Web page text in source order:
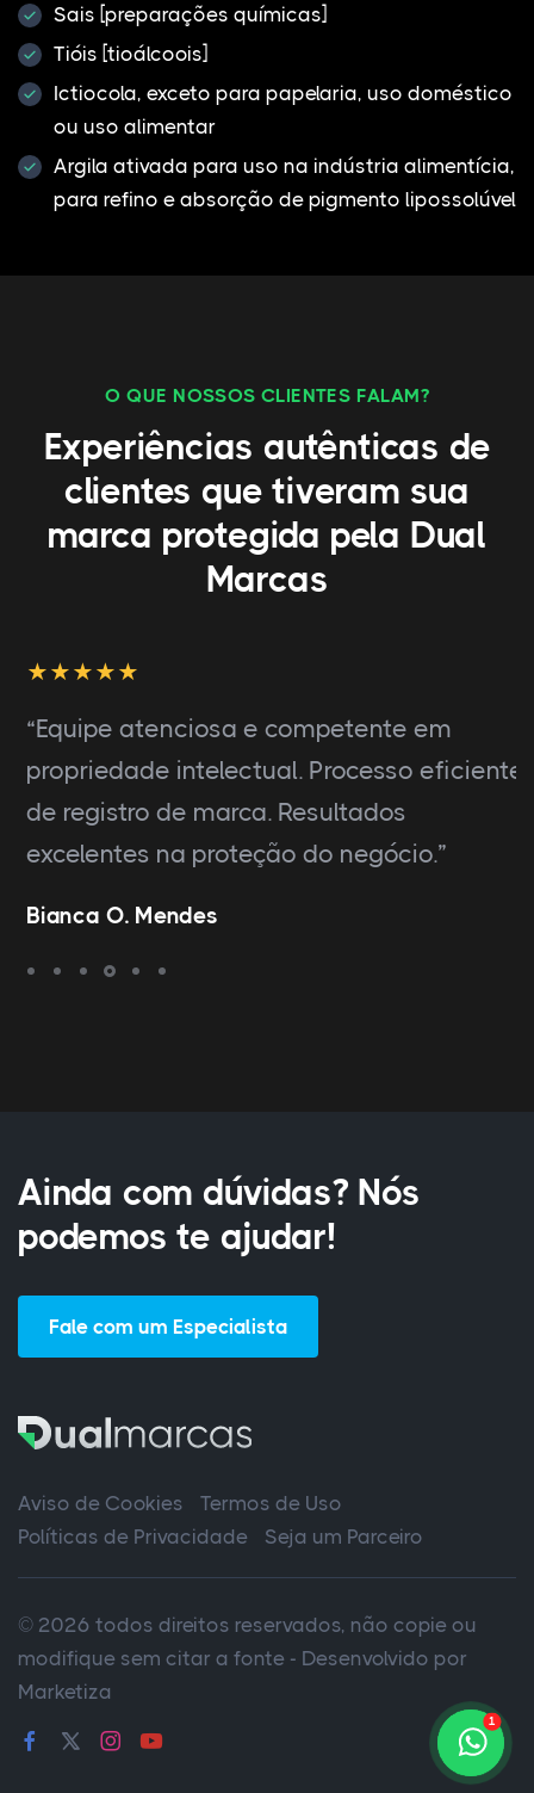
Sais [preparações químicas]
Tióis [tioálcoois]
Ictiocola, exceto para papelaria, uso doméstico
ou uso alimentar
Argila ativada para uso na indústria alimentícia,
para refino e absorção de pigmento lipossolúvel
O QUE NOSSOS CLIENTES FALAM?
Experiências autênticas de
clientes que tiveram sua
marca protegida pela Dual
Marcas
“Equipe atenciosa e competente em
propriedade intelectual. Processo eficiente
de registro de marca. Resultados
excelentes na proteção do negócio.”
Bianca O. Mendes
Ainda com dúvidas? Nós
podemos te ajudar!
Fale com um Especialista
Aviso de Cookies
Termos de Uso
Políticas de Privacidade
Seja um Parceiro
© 2026 todos direitos reservados, não copie ou
modifique sem citar a fonte - Desenvolvido por
Marketiza
1